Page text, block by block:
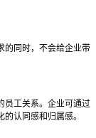
的同时，不会给企业带
员工关系。企业可通过
认同感和归属感。